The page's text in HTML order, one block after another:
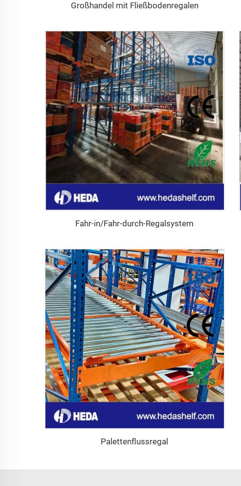
Großhandel mit Fließbodenregalen
Fahr-in/Fahr-durch-Regalsystem
Palettenflussregal